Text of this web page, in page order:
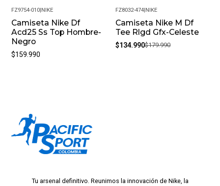
FZ9754-010| NIKE
Camiseta Nike Df
Acd25 Ss Top Hombre-
Negro
$159.990
-25%
FZ8032-474 NIKE
Camiseta Nike M Df
Tee Rlgd Gfx-Celeste
$134.990$179.990
Tu arsenal definitivo. Reunimos la innovación de Nike, la